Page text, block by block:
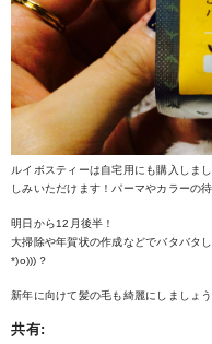
ルイボスティーは自宅用にも購入しま
しみいただけます！パーマやカラーの
明日から12月後半！
大掃除や年賀状の作成などでバタバタ
*)o)))？
新年に向けて髪の毛も綺麗にしましょ
共有: